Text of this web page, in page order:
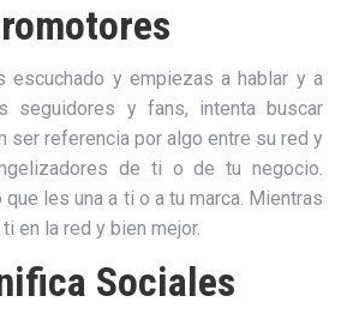
escuchado y empiezas a hablar y a
seguidores y fans, intenta buscar
ser referencia por algo entre su red y
de ti o de tu negocio.
les una a ti o a tu marca. Mientras
en la red y bien mejor.
Sociales